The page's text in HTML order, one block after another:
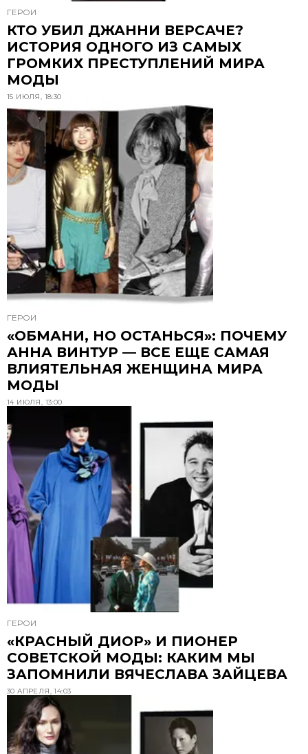
ГЕРОИ
КТО УБИЛ ДЖАННИ ВЕРСАЧЕ?
ИСТОРИЯ ОДНОГО ИЗ САМЫХ
ГРОМКИХ ПРЕСТУПЛЕНИЙ МИРА
МОДЫ
15 ИЮЛЯ, 18:30
ГЕРОИ
«ОБМАНИ, НО ОСТАНЬСЯ»: ПОЧЕМУ
АННА ВИНТУР — ВСЕ ЕЩЕ САМАЯ
ВЛИЯТЕЛЬНАЯ ЖЕНЩИНА МИРА
МОДЫ
14 ИЮЛЯ, 13:00
ГЕРОИ
«КРАСНЫЙ ДИОР» И ПИОНЕР
СОВЕТСКОЙ МОДЫ: КАКИМ МЫ
ЗАПОМНИЛИ ВЯЧЕСЛАВА ЗАЙЦЕВА
30 АПРЕЛЯ, 14:03